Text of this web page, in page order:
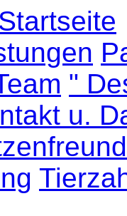
Startseite
"
u.